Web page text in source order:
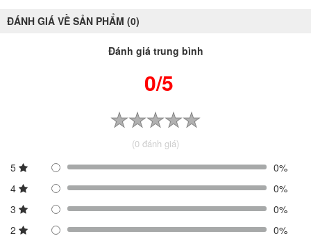
ĐÁNH GIÁ VỀ SẢN PHẨM (0)
Đánh giá trung bình
0/5
(0 đánh giá)
5
0%
4
0%
3
0%
2
0%